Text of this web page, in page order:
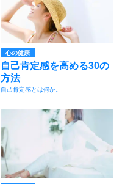
心の健康
自己肯定感を高める30の
方法
自己肯定感とは何か。